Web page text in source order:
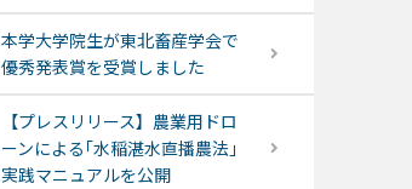
本学大学院生が東北畜産学会で
優秀発表賞を受賞しました
【プレスリリース】農業用ドロ
ーンによる｢水稲湛水直播農法｣
実践マニュアルを公開